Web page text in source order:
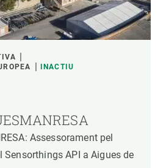
INACTIU
Assessorament pel
Sensorthings API a Aigues de